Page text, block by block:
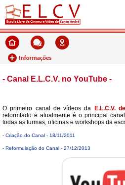
- Canal E.L.C.V. no YouTube -
O primeiro canal de vídeos da E.L.C.V.
reformlado e atualmente é o principal
todas as turmas, oficinas e workshops da
- Criação do Canal - 18/11/2011
- Reformulação do Canal - 27/12/2013